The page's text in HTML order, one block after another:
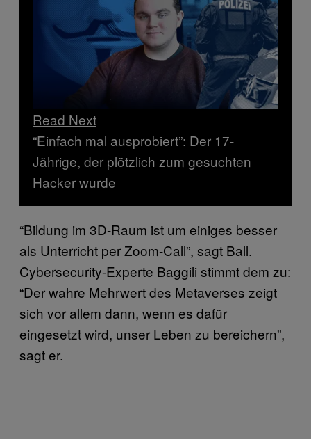
Read Next
“Einfach mal ausprobiert”: Der 17-
Jährige, der plötzlich zum gesuchten
Hacker wurde
“Bildung im 3D-Raum ist um einiges besser
als Unterricht per Zoom-Call”, sagt Ball.
Cybersecurity-Experte Baggili stimmt dem zu:
“Der wahre Mehrwert des Metaverses zeigt
sich vor allem dann, wenn es dafür
eingesetzt wird, unser Leben zu bereichern”,
sagt er.